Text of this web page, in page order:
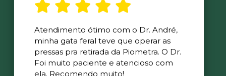
Atendimento ótimo com o Dr. André,
minha gata feral teve que operar as
pressas pra retirada da Piometra. O Dr.
Foi muito paciente e atencioso com
ela. Recomendo muito!